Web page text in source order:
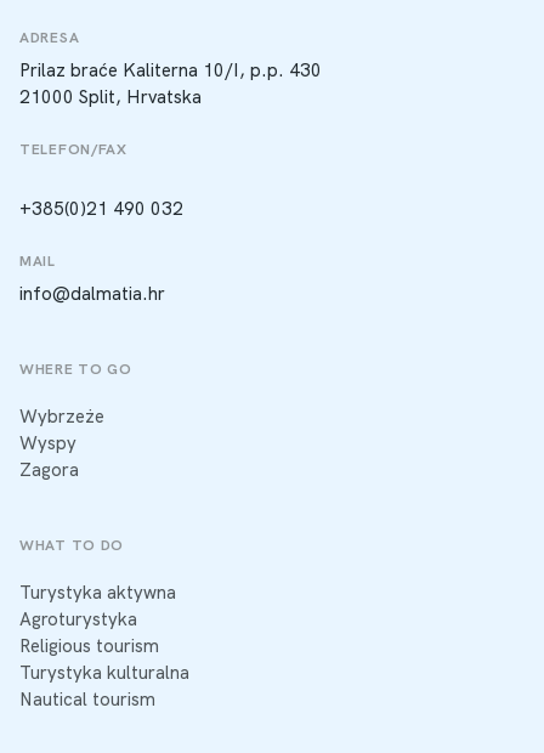
ADRESA
Prilaz braće Kaliterna 10/I, p.p. 430
21000 Split, Hrvatska
TELEFON/FAX
+385(0)21 490 032
MAIL
info@dalmatia.hr
WHERE TO GO
Wybrzeże
Wyspy
Zagora
WHAT TO DO
Turystyka aktywna
Agroturystyka
Religious tourism
Turystyka kulturalna
Nautical tourism